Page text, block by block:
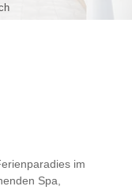
im
Spa,